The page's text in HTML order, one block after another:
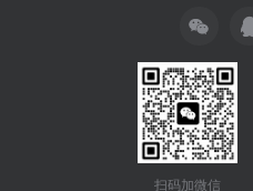
扫码加微信